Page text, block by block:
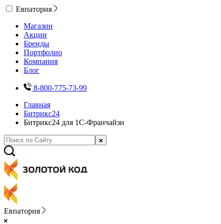
Евпатория
Магазин
Акции
Бренды
Портфолио
Компания
Блог
8-800-775-73-99
Главная
Битрикс24
Битрикс24 для 1С-Франчайзи
Евпатория